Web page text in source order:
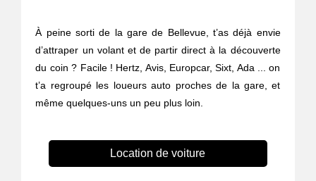
À peine sorti de la gare de Bellevue, t’as déjà envie
d’attraper un volant et de partir direct à la découverte
du coin ? Facile ! Hertz, Avis, Europcar, Sixt, Ada ... on
t’a regroupé les loueurs auto proches de la gare, et
même quelques-uns un peu plus loin.
Location de voiture